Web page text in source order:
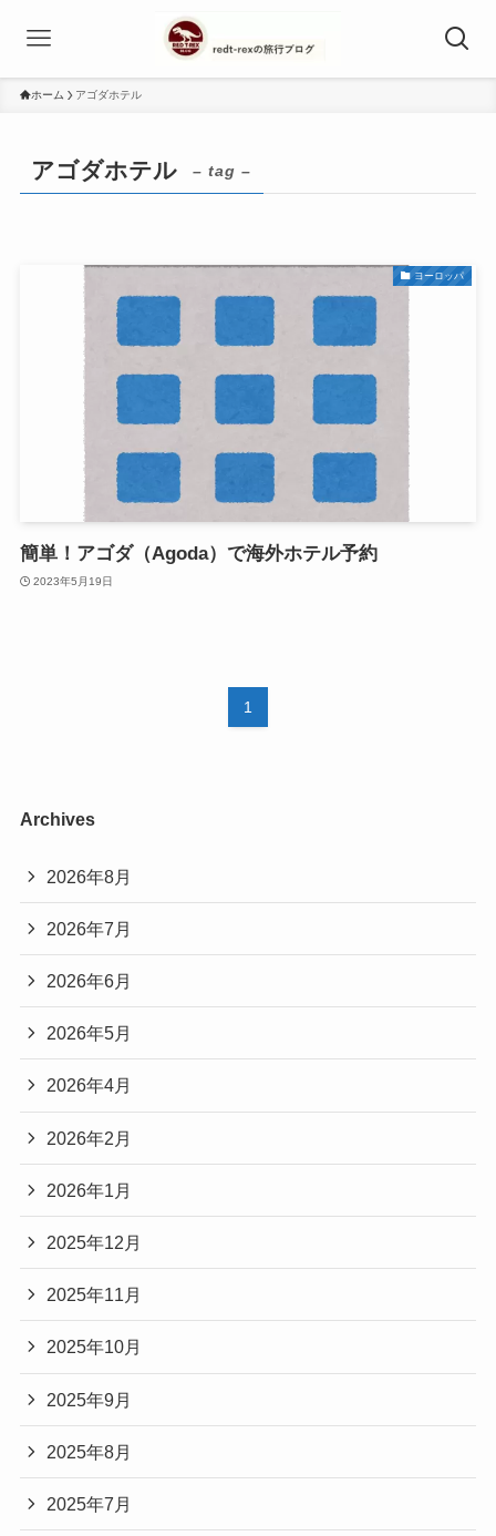
ホーム アゴダホテル
アゴダホテル – tag –
ヨーロッパ
簡単！アゴダ（Agoda）で海外ホテル予約
2023年5月19日
1
Archives
2026年8月
2026年7月
2026年6月
2026年5月
2026年4月
2026年2月
2026年1月
2025年12月
2025年11月
2025年10月
2025年9月
2025年8月
2025年7月